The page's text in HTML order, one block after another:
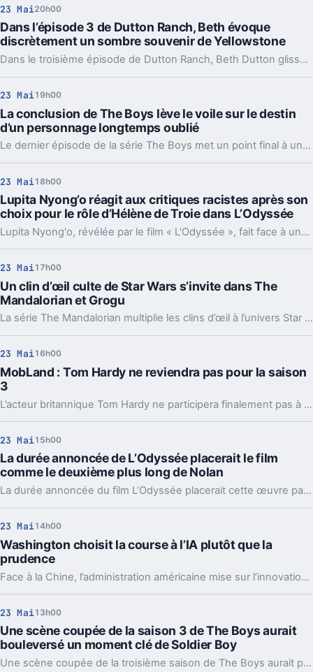
23 Mai20h00
Dans l’épisode 3 de Dutton Ranch, Beth évoque
discrètement un sombre souvenir de Yellowstone
Dans le troisième épisode de Dutton Ranch, Beth Dutton glisse une référence discrète mais lourde de sens à l’univers de Yellowstone, rappelant les tensions et les secrets qui caractérisent la célèbre série et ses personnages tourmentés.
23 Mai19h00
La conclusion de The Boys lève le voile sur le destin
d’un personnage longtemps oublié
Le dernier épisode de la série The Boys met un point final à une intrigue laissée en suspens depuis plusieurs saisons, en apportant enfin une réponse attendue par les fans concernant le sort d’un personnage longtemps relégué au second plan.
23 Mai18h00
Lupita Nyong’o réagit aux critiques racistes après son
choix pour le rôle d’Hélène de Troie dans L’Odyssée
Lupita Nyong'o, révélée par le film « L'Odyssée », fait face à une vague de critiques racistes après avoir été choisie pour incarner Hélène de Troie. L'actrice prend la parole pour répondre à cette controverse autour de son casting.
23 Mai17h00
Un clin d’œil culte de Star Wars s’invite dans The
Mandalorian et Grogu
La série The Mandalorian multiplie les clins d’œil à l’univers Star Wars, mais le duo formé par le chasseur de primes et Grogu cache une référence marquante directement inspirée de la trilogie originelle, ravivant la nostalgie des fans de la première heure.
23 Mai16h00
MobLand : Tom Hardy ne reviendra pas pour la saison
3
L’acteur britannique Tom Hardy ne participera finalement pas à la troisième saison de la série MobLand. Des raisons précises ont conduit à son éviction du projet, suscitant l’étonnement des fans et des professionnels du secteur.
23 Mai15h00
La durée annoncée de L’Odyssée placerait le film
comme le deuxième plus long de Nolan
La durée annoncée du film L’Odyssée placerait cette œuvre parmi les plus longues de la filmographie de Christopher Nolan, se positionnant juste derrière son plus vaste projet à ce jour et confirmant l'ambition cinématographique du réalisateur britannique.
23 Mai14h00
Washington choisit la course à l’IA plutôt que la
prudence
Face à la Chine, l’administration américaine mise sur l’innovation rapide plutôt que sur des garde-fous immédiats.
23 Mai13h00
Une scène coupée de la saison 3 de The Boys aurait
bouleversé un moment clé de Soldier Boy
Une scène coupée de la troisième saison de The Boys aurait pu transformer un moment clé impliquant Soldier Boy. Ce contenu inédit révèle comment l’intrigue autour du personnage aurait pu prendre une toute autre tournure.